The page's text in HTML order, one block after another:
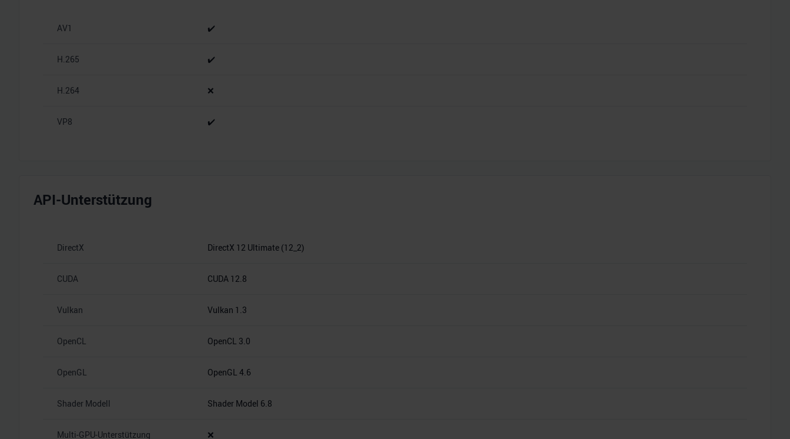
AV1 ✔️
H.265 ✔️
H.264 ❌
VP8 ✔️
API-Unterstützung
DirectX DirectX 12 Ultimate (12_2)
CUDA CUDA 12.8
Vulkan Vulkan 1.3
OpenCL OpenCL 3.0
OpenGL OpenGL 4.6
Shader Modell Shader Model 6.8
Multi-GPU-Unterstützung ❌